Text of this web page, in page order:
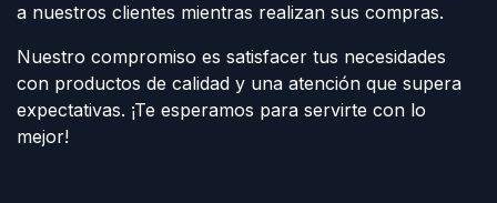
a nuestros clientes mientras realizan sus compras.
Nuestro compromiso es satisfacer tus necesidades
con productos de calidad y una atención que supera
expectativas. ¡Te esperamos para servirte con lo
mejor!